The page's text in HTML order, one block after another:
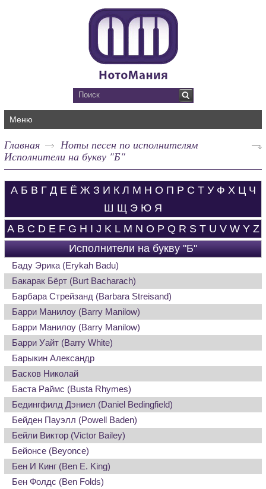
Меню
Главная
Ноты песен по исполнителям
Исполнители на букву "Б"
А Б В Г Д Е Ё Ж З И К Л М Н О П Р С Т У Ф Х Ц Ч
Ш Щ Э Ю Я
A B C D E F G H I J K L M N O P Q R S T U V W Y Z
Исполнители на букву "Б"
Баду Эрика (Erykah Badu)
Бакарак Бёрт (Burt Bacharach)
Барбара Стрейзанд (Barbara Streisand)
Барри Манилоу (Barry Manilow)
Барри Манилоу (Barry Manilow)
Барри Уайт (Barry White)
Барыкин Александр
Басков Николай
Баста Раймс (Busta Rhymes)
Бедингфилд Дэниел (Daniel Bedingfield)
Бейден Пауэлл (Powell Baden)
Бейли Виктор (Victor Bailey)
Бейонсе (Beyonce)
Бен И Кинг (Ben E. King)
Бен Фолдс (Ben Folds)